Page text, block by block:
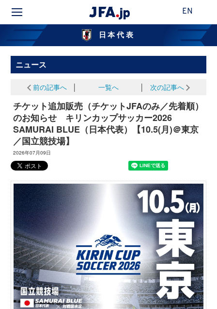
EN
日本代表
ニュース
前の記事へ 一覧へ 次の記事へ
チケット追加販売（チケットJFAのみ／先着順）
のお知らせ キリンカップサッカー2026
SAMURAI BLUE（日本代表）【10.5(月)＠東京
／国立競技場】
2026年07月09日